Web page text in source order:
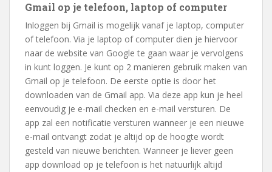
Gmail op je telefoon, laptop of computer
Inloggen bij Gmail is mogelijk vanaf je laptop, computer
of telefoon. Via je laptop of computer dien je hiervoor
naar de website van Google te gaan waar je vervolgens
in kunt loggen. Je kunt op 2 manieren gebruik maken van
Gmail op je telefoon. De eerste optie is door het
downloaden van de Gmail app. Via deze app kun je heel
eenvoudig je e-mail checken en e-mail versturen. De
app zal een notificatie versturen wanneer je een nieuwe
e-mail ontvangt zodat je altijd op de hoogte wordt
gesteld van nieuwe berichten. Wanneer je liever geen
app download op je telefoon is het natuurlijk altijd